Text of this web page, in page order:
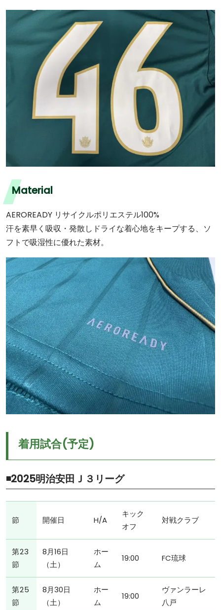
Material
AEROREADY リサイクルポリエステル100%
汗を素早く吸収・発散しドライな着心地をキープする、ソ
フトで吸湿性に優れた素材。
着用試合(予定)
◾️2025明治安田Ｊ３リーグ
節 開催日 H/A
キック
オフ
対戦クラブ
第23
節
8月16日
（土）
ホー
ム
19:00 FC琉球
第25
節
8月30日
（土）
ホー
ム
19:00
ヴァンラーレ
八戸